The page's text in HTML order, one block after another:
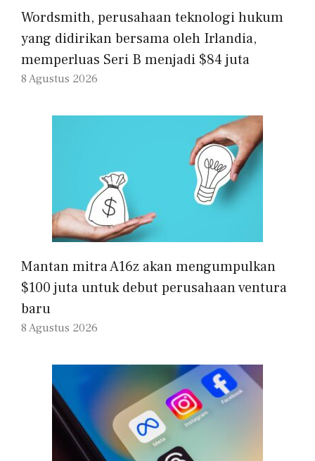
Wordsmith, perusahaan teknologi hukum
yang didirikan bersama oleh Irlandia,
memperluas Seri B menjadi $84 juta
8 Agustus 2026
Mantan mitra A16z akan mengumpulkan
$100 juta untuk debut perusahaan ventura
baru
8 Agustus 2026